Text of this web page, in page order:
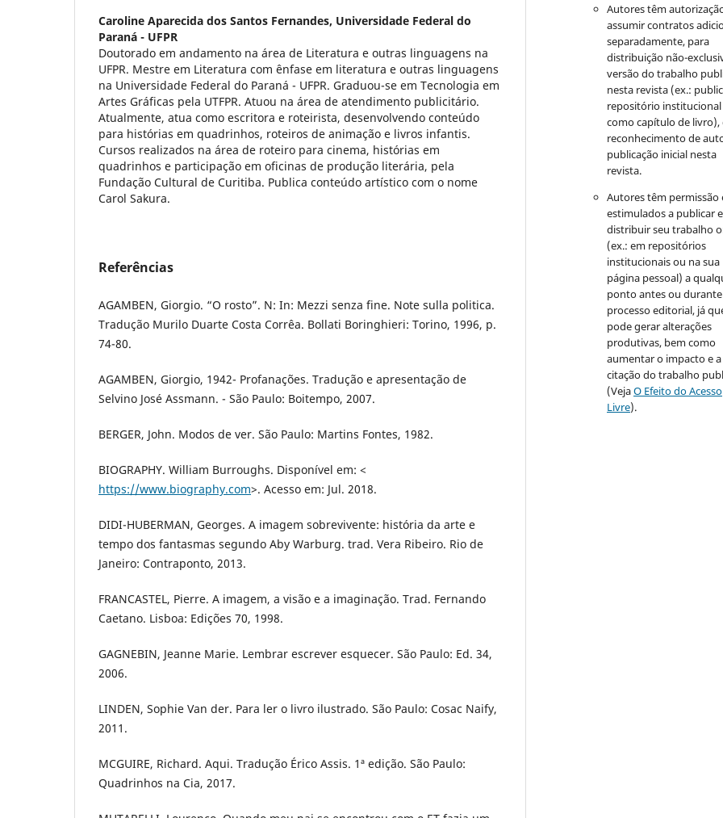
Caroline Aparecida dos Santos Fernandes, Universidade Federal do
Paraná - UFPR
Doutorado em andamento na área de Literatura e outras linguagens na
UFPR. Mestre em Literatura com ênfase em literatura e outras linguagens
na Universidade Federal do Paraná - UFPR. Graduou-se em Tecnologia em
Artes Gráficas pela UTFPR. Atuou na área de atendimento publicitário.
Atualmente, atua como escritora e roteirista, desenvolvendo conteúdo
para histórias em quadrinhos, roteiros de animação e livros infantis.
Cursos realizados na área de roteiro para cinema, histórias em
quadrinhos e participação em oficinas de produção literária, pela
Fundação Cultural de Curitiba. Publica conteúdo artístico com o nome
Carol Sakura.
Referências
AGAMBEN, Giorgio. “O rosto”. N: In: Mezzi senza fine. Note sulla politica.
Tradução Murilo Duarte Costa Corrêa. Bollati Boringhieri: Torino, 1996, p.
74-80.
AGAMBEN, Giorgio, 1942- Profanações. Tradução e apresentação de
Selvino José Assmann. - São Paulo: Boitempo, 2007.
BERGER, John. Modos de ver. São Paulo: Martins Fontes, 1982.
BIOGRAPHY. William Burroughs. Disponível em: <
https://www.biography.com>. Acesso em: Jul. 2018.
DIDI-HUBERMAN, Georges. A imagem sobrevivente: história da arte e
tempo dos fantasmas segundo Aby Warburg. trad. Vera Ribeiro. Rio de
Janeiro: Contraponto, 2013.
FRANCASTEL, Pierre. A imagem, a visão e a imaginação. Trad. Fernando
Caetano. Lisboa: Edições 70, 1998.
GAGNEBIN, Jeanne Marie. Lembrar escrever esquecer. São Paulo: Ed. 34,
2006.
LINDEN, Sophie Van der. Para ler o livro ilustrado. São Paulo: Cosac Naify,
2011.
MCGUIRE, Richard. Aqui. Tradução Érico Assis. 1ª edição. São Paulo:
Quadrinhos na Cia, 2017.
Autores têm
assumir contratos
separadamente, para
distribuição não-
versão do trabalho
nesta revista (ex.:
repositório institucional
como capítulo de livro),
reconhecimento de
publicação inicial nesta
revista.
Autores têm permissão
estimulados a publicar e
distribuir seu trabalho
(ex.: em repositórios
institucionais ou na sua
página pessoal) a
ponto antes ou
processo editorial, já
pode gerar alterações
produtivas, bem como
aumentar o impacto e a
citação do trabalho
(VejaO Efeito do Acesso
Livre).